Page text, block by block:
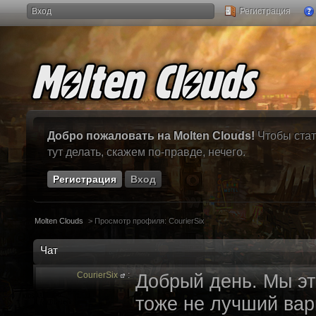
Вход Регистрация
Добро пожаловать на Molten Clouds! Чтобы
тут делать, скажем по-правде, нечего.
Регистрация Вход
Molten Clouds > Просмотр профиля: CourierSix
Чат
CourierSix : Добрый день. Мы
тоже не лучший